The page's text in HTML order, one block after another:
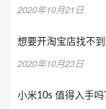
2020年10月21日
想要开淘宝店找不
2020年10月23日
小米10s 值得入手